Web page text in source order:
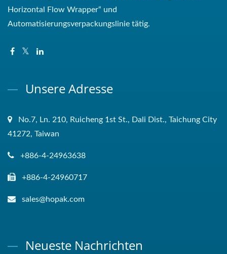
Horizontal Flow Wrapper“ und
Automatisierungsverpackungslinie tätig.
Unsere Adresse
No.7, Ln. 210, Ruicheng 1st St., Dali Dist., Taichung City
41272, Taiwan
+886-4-24963638
+886-4-24960717
sales@hopak.com
Neueste Nachrichten